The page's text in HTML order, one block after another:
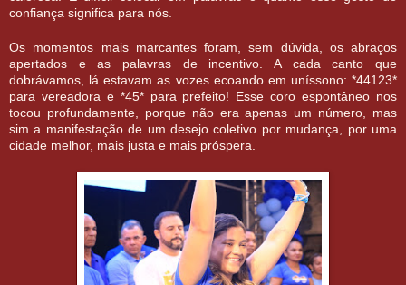
confiança significa para nós.
Os momentos mais marcantes foram, sem dúvida, os abraços
apertados e as palavras de incentivo. A cada canto que
dobrávamos, lá estavam as vozes ecoando em uníssono: *44123*
para vereadora e *45* para prefeito! Esse coro espontâneo nos
tocou profundamente, porque não era apenas um número, mas
sim a manifestação de um desejo coletivo por mudança, por uma
cidade melhor, mais justa e mais próspera.